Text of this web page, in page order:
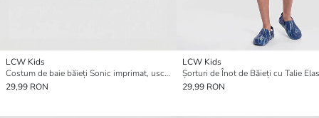
LCW Kids
Costum de baie băieți Sonic imprimat, uscare rapidă
29,99 RON
LCW Kids
Șorturi de Înot de Băieți cu Talie
29,99 RON